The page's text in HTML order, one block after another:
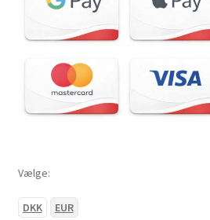
Vælge:
DKK EUR